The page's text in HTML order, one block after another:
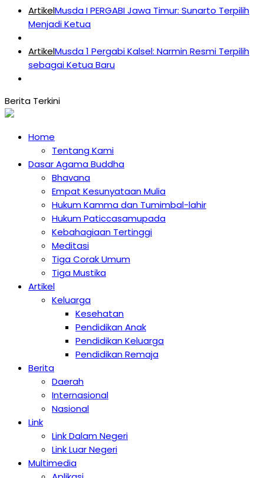
ArtikelMusda I PERGABI Jawa Timur: Sunarto Terpilih
Menjadi Ketua
ArtikelMusda 1 Pergabi Kalsel: Narmin Resmi Terpilih
sebagai Ketua Baru
Home
Tentang Kami
Dasar Agama Buddha
Bhavana
Empat Kesunyataan Mulia
Hukum Kamma dan Tumimbal-lahir
Hukum Paticcasamupada
Kebahagiaan Tertinggi
Meditasi
Tiga Corak Umum
Tiga Mustika
Artikel
Keluarga
Kesehatan
Pendidikan Anak
Pendidikan Keluarga
Pendidikan Remaja
Berita
Daerah
Internasional
Nasional
Link
Link Dalam Negeri
Link Luar Negeri
Multimedia